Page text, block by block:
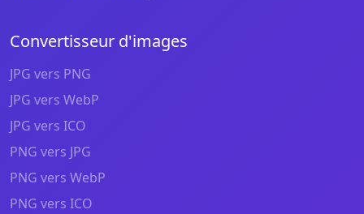
Convertisseur d'images
JPG vers PNG
JPG vers WebP
JPG vers ICO
PNG vers JPG
PNG vers WebP
PNG vers ICO